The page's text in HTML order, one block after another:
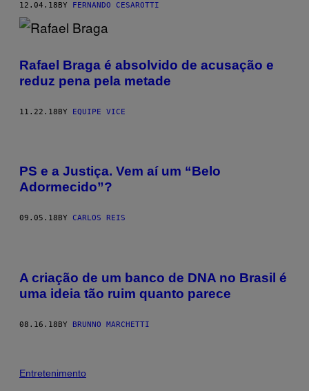
12.04.18 BY FERNANDO CESAROTTI
Rafael Braga é absolvido de acusação e
reduz pena pela metade
11.22.18BY EQUIPE VICE
PS e a Justiça. Vem aí um “Belo
Adormecido”?
09.05.18 BY CARLOS REIS
A criação de um banco de DNA no Brasil é
uma ideia tão ruim quanto parece
08.16.18BY BRUNNO MARCHETTI
Entretenimento